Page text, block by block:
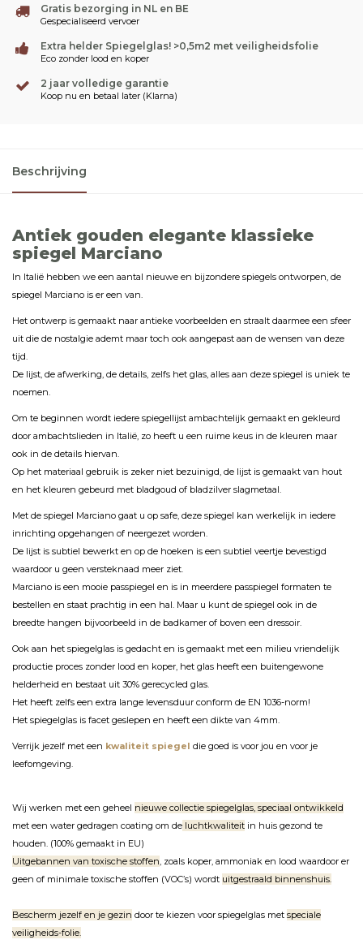
Gratis bezorging in NL en BE
Gespecialiseerd vervoer
Extra helder Spiegelglas! >0,5m2 met veiligheidsfolie
Eco zonder lood en koper
2 jaar volledige garantie
Koop nu en betaal later (Klarna)
Beschrijving
Antiek gouden elegante klassieke
spiegel Marciano
In Italië hebben we een aantal nieuwe en bijzondere spiegels ontworpen, de
spiegel Marciano is er een van.
Het ontwerp is gemaakt naar antieke voorbeelden en straalt daarmee een sfeer
uit die de nostalgie ademt maar toch ook aangepast aan de wensen van deze
tijd.
De lijst, de afwerking, de details, zelfs het glas, alles aan deze spiegel is uniek te
noemen.
Om te beginnen wordt iedere spiegellijst ambachtelijk gemaakt en gekleurd
door ambachtslieden in Italië, zo heeft u een ruime keus in de kleuren maar
ook in de details hiervan.
Op het materiaal gebruik is zeker niet bezuinigd, de lijst is gemaakt van hout
en het kleuren gebeurd met bladgoud of bladzilver slagmetaal.
Met de spiegel Marciano gaat u op safe, deze spiegel kan werkelijk in iedere
inrichting opgehangen of neergezet worden.
De lijst is subtiel bewerkt en op de hoeken is een subtiel veertje bevestigd
waardoor u geen versteknaad meer ziet.
Marciano is een mooie passpiegel en is in meerdere passpiegel formaten te
bestellen en staat prachtig in een hal. Maar u kunt de spiegel ook in de
breedte hangen bijvoorbeeld in de badkamer of boven een dressoir.
Ook aan het spiegelglas is gedacht en is gemaakt met een milieu vriendelijk
productie proces zonder lood en koper, het glas heeft een buitengewone
helderheid en bestaat uit 30% gerecycled glas.
Het heeft zelfs een extra lange levensduur conform de EN 1036-norm!
Het spiegelglas is facet geslepen en heeft een dikte van 4mm.
Verrijk jezelf met een kwaliteit spiegel die goed is voor jou en voor je
leefomgeving.
Wij werken met een geheel nieuwe collectie spiegelglas, speciaal ontwikkeld
met een water gedragen coating om de luchtkwaliteit in huis gezond te
houden. (100% gemaakt in EU)
Uitgebannen van toxische stoffen, zoals koper, ammoniak en lood waardoor er
geen of minimale toxische stoffen (VOC’s) wordt uitgestraald binnenshuis.
Bescherm jezelf en je gezin door te kiezen voor spiegelglas met speciale
veiligheids-folie.